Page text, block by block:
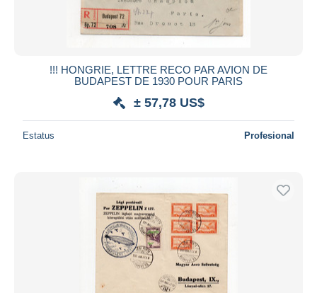
!!! HONGRIE, LETTRE RECO PAR AVION DE
BUDAPEST DE 1930 POUR PARIS
± 57,78 US$
Estatus Profesional